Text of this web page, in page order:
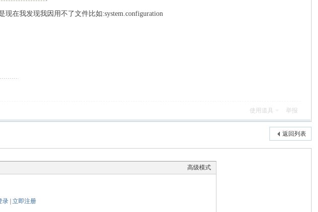
在我发现我因用不了文件比如:system.configuration
使用道具 举报
返回列表
高级模式
录| 立即注册